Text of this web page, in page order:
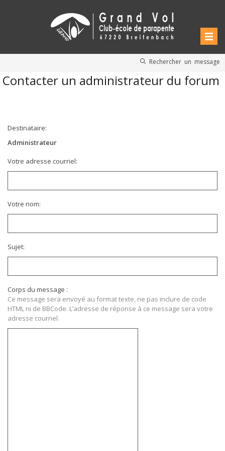
Rechercher un message
Contacter un administrateur du forum
Destinataire:
Administrateur
Votre adresse courriel:
Votre nom:
Sujet:
Corps du message :
Ce message sera envoyé au format texte, ne pas inclure de code
HTML ni de BBCode. L’adresse de réponse à ce message sera votre
adresse courriel.